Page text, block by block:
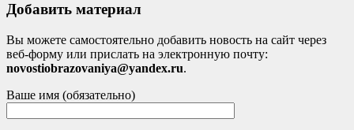
Добавить материал
Вы можете самостоятельно добавить новость на сайт через
веб-форму или прислать на электронную почту:
novostiobrazovaniya@yandex.ru.
Ваше имя (обязательно)